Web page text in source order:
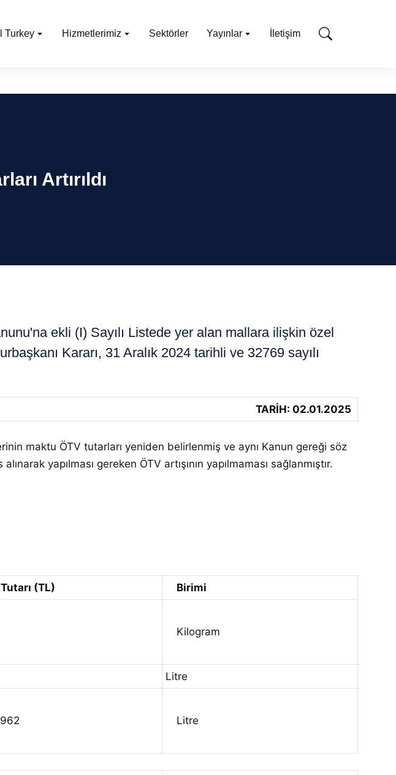
Turkey Hizmetlerimiz Sektörler Yayınlar İletişim
Artırıldı
ekli (I) Sayılı Listede yer alan mallara ilişkin özel
Kararı, 31 Aralık 2024 tarihli ve 32769 sayılı
TARİH: 02.01.2025
maktu ÖTV tutarları yeniden belirlenmiş ve aynı Kanun gereği söz
yapılması gereken ÖTV artışının yapılmaması sağlanmıştır.
Tutarı (TL) Birimi
Kilogram
Litre
Litre